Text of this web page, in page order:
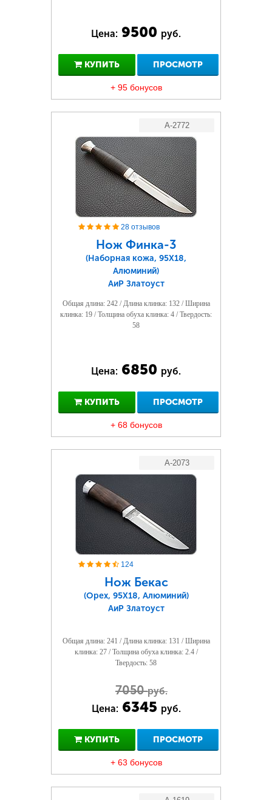
Цена: 9500 руб.
КУПИТЬ ПРОСМОТР
+ 95 бонусов
A-2772
28 отзывов
Нож Финка-3
(Наборная кожа, 95Х18,
Алюминий)
АиР Златоуст
Общая длина: 242 / Длина клинка: 132 / Ширина
клинка: 19 / Толщина обуха клинка: 4 / Твердость:
58
Цена: 6850 руб.
КУПИТЬ ПРОСМОТР
+ 68 бонусов
A-2073
124
Нож Бекас
(Орех, 95Х18, Алюминий)
АиР Златоуст
Общая длина: 241 / Длина клинка: 131 / Ширина
клинка: 27 / Толщина обуха клинка: 2.4 /
Твердость: 58
7050руб.
Цена: 6345 руб.
КУПИТЬ ПРОСМОТР
+ 63 бонусов